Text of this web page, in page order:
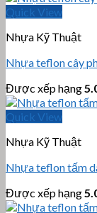
Quick View
Nhựa Kỹ Thuật
Nhựa teflon cây
Được xếp hạng
Quick View
Nhựa Kỹ Thuật
Nhựa teflon tấm
Được xếp hạng